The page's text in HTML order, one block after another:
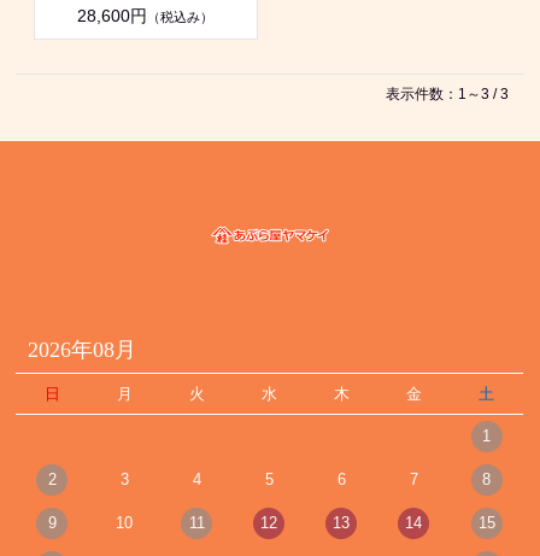
28,600円
（税込み）
表示件数：1～3 / 3
2026年08月
日 月 火 水 木 金 土
1
2 3 4 5 6 7 8
9 10 11 12 13 14 15